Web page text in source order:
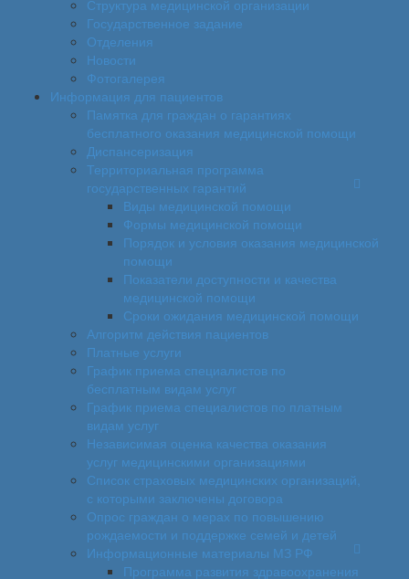
Структура медицинской организации
Государственное задание
Отделения
Новости
Фотогалерея
Информация для пациентов
Памятка для граждан о гарантиях
бесплатного оказания медицинской помощи
Диспансеризация
Территориальная программа
государственных гарантий
Виды медицинской помощи
Формы медицинской помощи
Порядок и условия оказания медицинской
помощи
Показатели доступности и качества
медицинской помощи
Сроки ожидания медицинской помощи
Алгоритм действия пациентов
Платные услуги
График приема специалистов по
бесплатным видам услуг
График приема специалистов по платным
видам услуг
Независимая оценка качества оказания
услуг медицинскими организациями
Список страховых медицинских организаций,
с которыми заключены договора
Опрос граждан о мерах по повышению
рождаемости и поддержке семей и детей
Информационные материалы МЗ РФ
Программа развития здравоохранения